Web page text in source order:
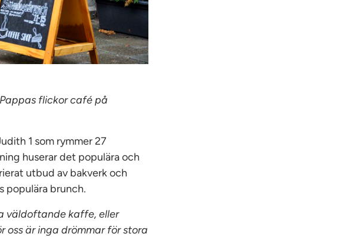
flickor café på
1 som rymmer 27
huserar det populära och
utbud av bakverk och
populära brunch.
väldoftande kaffe, eller
oss är inga drömmar för stora